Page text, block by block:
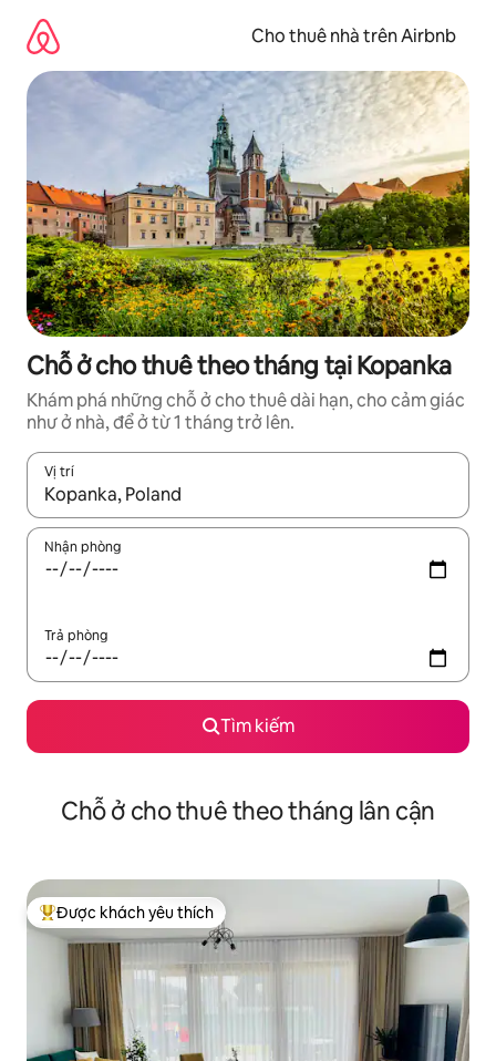
dung
Cho thuê nhà trên Airbnb
Chỗ ở cho thuê theo tháng tại Kopanka
Khám phá những chỗ ở cho thuê dài hạn, cho cảm giác
như ở nhà, để ở từ 1 tháng trở lên.
Vị trí
Khi có kết quả, hãy điều hướng bằng phím mũi tên lên và
Nhận phòng
Trả phòng
Tìm kiếm
Chỗ ở cho thuê theo tháng lân cận
Được khách yêu thích nhất
Được khách yêu thích